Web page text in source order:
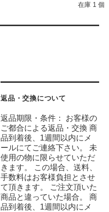
在庫 1 個
返品・交換について
返品期限・条件： お客様の
ご都合による返品・交換 商
品到着後、1週間以内にメ
ールにてご連絡下さい。 未
使用の物に限らせていただ
きます。 この場合、送料、
手数料はお客様負担とさせ
て頂きます。 ご注文頂いた
商品と違っていた場合。 商
品到着後、1週間以内にメ